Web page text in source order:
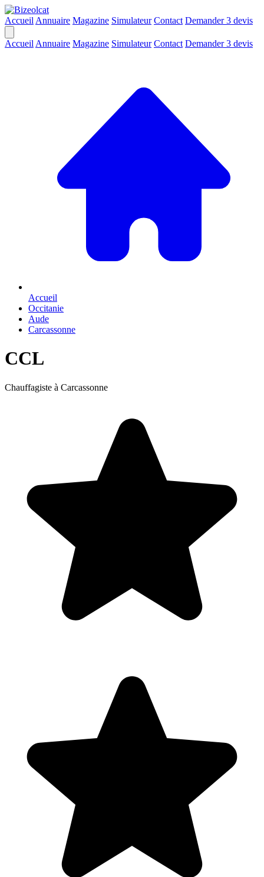
Accueil Annuaire Magazine Simulateur Contact Demander 3 devis
Accueil Annuaire Magazine Simulateur Contact Demander 3 devis
Accueil
Occitanie
Aude
Carcassonne
CCL
Chauffagiste à Carcassonne